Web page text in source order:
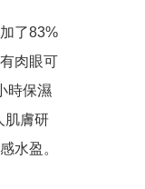
了83%
肉眼可
時保濕
肌膚研
水盈。